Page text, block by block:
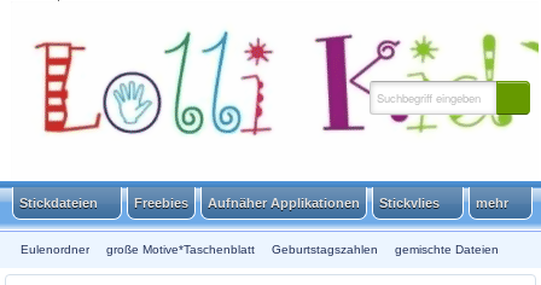
Stickdateien Freebies Aufnäher Applikationen Stickvlies mehr
Eulenordner große Motive*Taschenblatt Geburtstagszahlen gemischte Dateien
Girls ITH Stickdateien Janeas World Spende Jungs Maritim Monster Hexen